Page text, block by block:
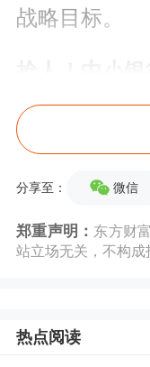
战略目标。
抢人！中小
又一家地方
人”阵营。
信息官“海选
聘。从招聘
经验；专业
分享至： 微信
郑重声明： 东方财
站立场无关，不构成
热点阅读